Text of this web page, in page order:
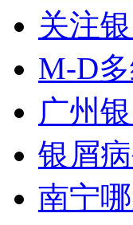
关注
M-D
广州
银屑
南宁